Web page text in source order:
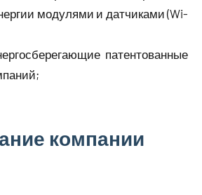
модулями и датчиками (Wi-
патентованные
компании